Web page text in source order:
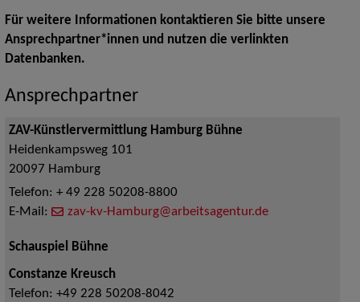
Für weitere Informationen kontaktieren Sie bitte unsere
Ansprechpartner*innen und nutzen die verlinkten
Datenbanken.
Ansprechpartner
ZAV-Künstlervermittlung Hamburg Bühne
Heidenkampsweg 101
20097 Hamburg
Telefon: + 49 228 50208-8800
E-Mail:
zav-kv-Hamburg@arbeitsagentur.de
Schauspiel Bühne
Constanze Kreusch
Telefon: +49 228 50208-8042